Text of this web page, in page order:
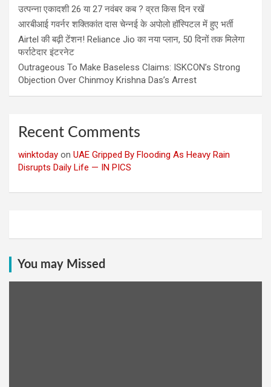
उत्पन्ना एकादशी 26 या 27 नवंबर कब ? व्रत किस दिन रखें
आरबीआई गवर्नर शक्तिकांत दास चेन्नई के अपोलो हॉस्पिटल में हुए भर्ती
Airtel की बढ़ी टेंशन! Reliance Jio का नया प्लान, 50 दिनों तक मिलेगा
फर्राटेदार इंटरनेट
Outrageous To Make Baseless Claims: ISKCON’s Strong
Objection Over Chinmoy Krishna Das’s Arrest
Recent Comments
winktoday on UAE Gripped By Flooding As Heavy Rain
Disrupts Daily Life — IN PICS
You may Missed